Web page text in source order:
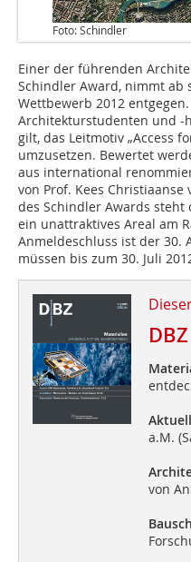
Foto: Schindler
Einer der führenden
Schindler Award, nimmt
Wettbewerb 2012
Architekturstudenten und -
gilt, das Leitmotiv „Access
umzusetzen. Bewertet
aus international
von Prof. Kees Christiaanse
des Schindler Awards steht
ein unattraktives Areal am
Anmeldeschluss ist der 30.
müssen bis zum 30. Juli
a.M.
von